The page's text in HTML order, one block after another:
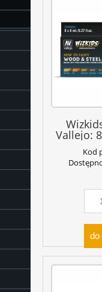
Vallejo:
Kod
do